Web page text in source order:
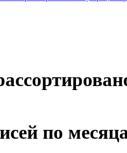
по